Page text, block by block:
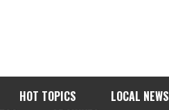
HOT TOPICS
LOCAL NEWS